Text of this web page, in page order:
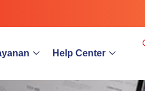
Help Center